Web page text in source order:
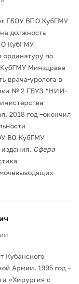
ГБОУ ВПО КубГМУ
должность
КубГМУ
ординатуру по
Минздрава
врача-уролога в
№ 2 ГБУЗ “НИИ-
2018 год –окончил
ВО КубГМУ
издания. Сфера
Кубанского
Армии. 1995 год –
«Хирургия с